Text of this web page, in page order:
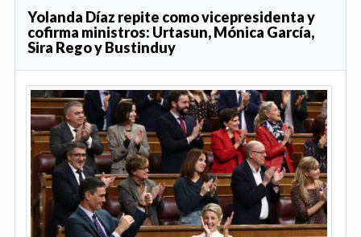
Yolanda Díaz repite como vicepresidenta y
cofirma ministros: Urtasun, Mónica García,
Sira Rego y Bustinduy